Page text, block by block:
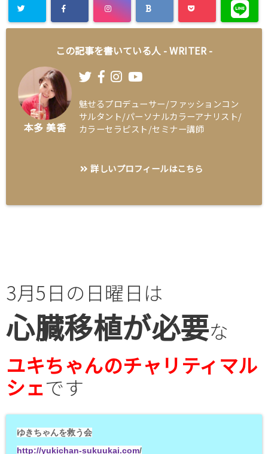
この記事を書いている人 -WRITER -
本多 美香
魅せるプロデューサー/ファッションコン
サルタント/パーソナルカラーアナリスト/
カラーセラピスト/セミナー講師
詳しいプロフィールはこちら
3月5日の日曜日は
心臓移植が必要な
ユキちゃんのチャリティマル
シェです
ゆきちゃんを救う会
http://yukichan-sukuukai.com/